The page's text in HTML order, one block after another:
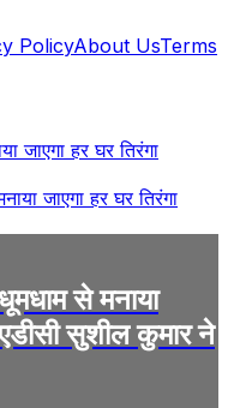
PolicyAbout UsTerms
हर घर तिरंगा
से मनाया
सुशील कुमार ने